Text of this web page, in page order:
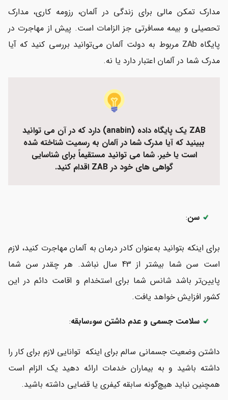
مدارک تمکن مالی برای زندگی در آلمان، رزومه کاری، مدارک
تحصیلی و بیمه مسافرتی جز الزامات است. پیش از مهاجرت در
پایگاه ZAb مربوط به دولت آلمان می‌توانید بررسی کنید که آیا
مدرک شما در آلمان اعتبار دارد یا نه.
ZAB یک پایگاه داده (anabin) دارد که در آن می توانید
ببینید که آیا مدرک شما در آلمان به رسمیت شناخته شده
است یا خیر. شما می توانید مستقیماً برای شناسایی
گواهی های خود در ZAB اقدام کنید.
سن:
برای اینکه بتوانید به‌عنوان کادر درمان به آلمان مهاجرت کنید، لازم
است سن شما بیشتر از 43 سال نباشد. هر چقدر سن شما
پایین‌تر باشد شانس شما برای استخدام و اقامت دائم در این
کشور افزایش خواهد یافت.
سلامت جسمی و عدم داشتن سوء‌سابقه:
داشتن وضعیت جسمانی سالم برای اینکه توانایی لازم برای کار را
داشته باشید و به بیماران خدمات ارائه دهید یک الزام است
همچنین نباید هیچ‌گونه سابقه کیفری یا قضایی داشته باشید.